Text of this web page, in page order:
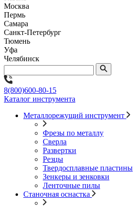
Москва
Пермь
Самара
Санкт-Петербург
Тюмень
Уфа
Челябинск
8(800)600-80-15
Каталог инструмента
Металлорежущий инструмент
Фрезы по металлу
Сверла
Развертки
Резцы
Твердосплавные пластины
Зенкеры и зенковки
Ленточные пилы
Станочная оснастка